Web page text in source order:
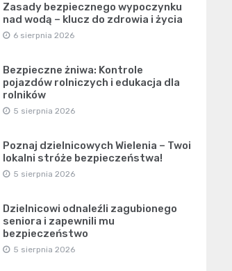
Zasady bezpiecznego wypoczynku
nad wodą – klucz do zdrowia i życia
6 sierpnia 2026
Bezpieczne żniwa: Kontrole
pojazdów rolniczych i edukacja dla
rolników
5 sierpnia 2026
Poznaj dzielnicowych Wielenia – Twoi
lokalni stróże bezpieczeństwa!
5 sierpnia 2026
Dzielnicowi odnaleźli zagubionego
seniora i zapewnili mu
bezpieczeństwo
5 sierpnia 2026